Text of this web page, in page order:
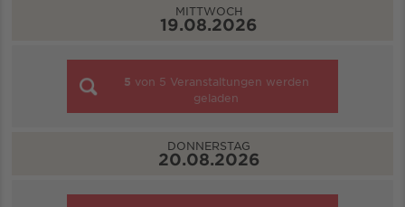
MITTWOCH
19.08.2026
5 von 5 Veranstaltungen werden
geladen
DONNERSTAG
20.08.2026